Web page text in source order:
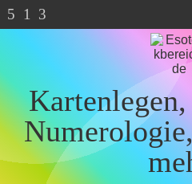
5 1 3